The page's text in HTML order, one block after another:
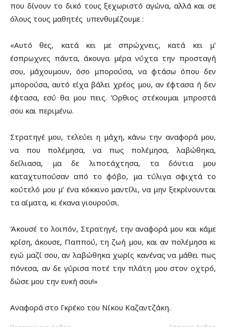
που δίνουν το δικό τους ξεχωριστό αγώνα, αλλά και σε
όλους τους μαθητές υπενθυμίζουμε :
«Αυτό θες, κατά κει με σπρώχνεις, κατά κει μ’
έσπρωχνες πάντα, άκουγα μέρα νύχτα την προσταγή
σου, μάχουμουν, όσο μπορούσα, να φτάσω όπου δεν
μπορούσα, αυτό είχα βάλει χρέος μου, αν έφτασα ή δεν
έφτασα, εσύ θα μου πεις. Όρθιος στέκουμαι μπροστά
σου και περιμένω.
Στρατηγέ μου, τελεύει η μάχη, κάνω την αναφορά μου,
να που πολέμησα, να πως πολέμησα, λαβώθηκα,
δείλιασα, μα δε λιποτάχτησα, τα δόντια μου
καταχτυπούσαν από το φόβο, μα τύλιγα σφιχτά το
κούτελό μου μ’ ένα κόκκινο μαντίλι, να μην ξεκρίνουνται
τα αίματα, κι έκανα γιουρούσι.
Άκουσέ το λοιπόν, Στρατηγέ, την αναφορά μου και κάμε
κρίση, άκουσε, Παππού, τη ζωή μου, και αν πολέμησα κι
εγώ μαζί σου, αν λαβώθηκα χωρίς κανένας να μάθει πως
πόνεσα, αν δε γύρισα ποτέ την πλάτη μου στον οχτρό,
δώσε μου την ευκή σου!»
Αναφορά στο Γκρέκο του Νίκου Καζαντζάκη.